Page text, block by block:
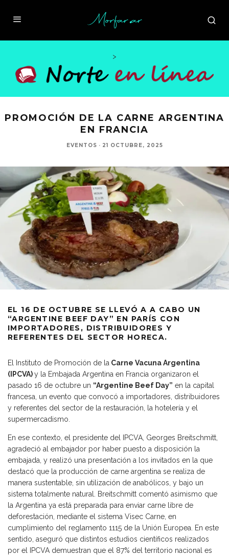
>
PROMOCIÓN DE LA CARNE ARGENTINA
EN FRANCIA
EVENTOS · 21 OCTUBRE, 2025
EL 16 DE OCTUBRE SE LLEVÓ A A CABO UN
“ARGENTINE BEEF DAY” EN PARÍS CON
IMPORTADORES, DISTRIBUIDORES Y
REFERENTES DEL SECTOR HORECA.
El Instituto de Promoción de la Carne Vacuna Argentina
(IPCVA)y la Embajada Argentina en Francia organizaron el
pasado 16 de octubre un “Argentine Beef Day” en la capital
francesa, un evento que convocó a importadores, distribuidores
y referentes del sector de la restauración, la hotelería y el
supermercadismo.
En ese contexto, el presidente del IPCVA, Georges Breitschmitt,
agradeció al embajador por haber puesto a disposición la
embajada, y realizó una presentación a los invitados en la que
destacó que la producción de carne argentina se realiza de
manera sustentable, sin utilización de anabólicos, y bajo un
sistema totalmente natural. Breitschmitt comentó asimismo que
la Argentina ya está preparada para enviar carne libre de
deforestación, mediante el sistema Visec Carne, en
cumplimiento del reglamento 1115 de la Unión Europea. En este
sentido, aseguró que distintos estudios científicos realizados
por el IPCVA demuestran que el 87% del territorio nacional es